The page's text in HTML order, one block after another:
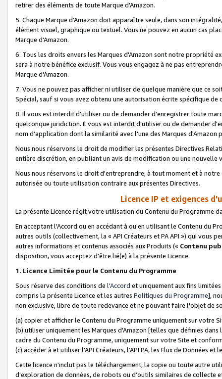
retirer des éléments de toute Marque d'Amazon.
5. Chaque Marque d'Amazon doit apparaître seule, dans son
élément visuel, graphique ou textuel. Vous ne pouvez en aucun cas
Marque d'Amazon.
6. Tous les droits envers les Marques d'Amazon sont notre propriété
sera à notre bénéfice exclusif. Vous vous engagez à ne pas
Marque d'Amazon.
7. Vous ne pouvez pas afficher ni utiliser de quelque manière que ce
Spécial, sauf si vous avez obtenu une autorisation écrite spécifique de
8. Il vous est interdit d'utiliser ou de demander d'enregistrer toute
quelconque juridiction. Il vous est interdit d'utiliser ou de demander
nom d'application dont la similarité avec l'une des Marques
Nous nous réservons le droit de modifier les présentes Directives
entière discrétion, en publiant un avis de modification ou une nouvelle
Nous nous réservons le droit d'entreprendre, à tout moment et à
autorisée ou toute utilisation contraire aux présentes Directives.
Licence IP et exigences
La présente Licence régit votre utilisation du Contenu du Programme
En acceptant l'Accord ou en accédant à ou en utilisant le Contenu du
autres outils (collectivement, la « API Créateurs et PA API ») qui vous
autres informations et contenus associés aux Produits (« Contenu
disposition, vous acceptez d'être lié(e) à la présente Licence.
1. Licence Limitée pour le Contenu du Programme
Sous réserve des conditions de l'Accord et uniquement aux fins
compris la présente Licence et les autres Politiques du Programme],
non exclusive, libre de toute redevance et ne pouvant faire l'objet de
(a) copier et afficher le Contenu du Programme uniquement sur votre
(b) utiliser uniquement les Marques d'Amazon [telles que définies dans
cadre du Contenu du Programme, uniquement sur votre Site et
(c) accéder à et utiliser l’API Créateurs, l’API PA, les Flux de Données
Cette licence n'inclut pas le téléchargement, la copie ou toute autre
d’exploration de données, de robots ou d’outils similaires de